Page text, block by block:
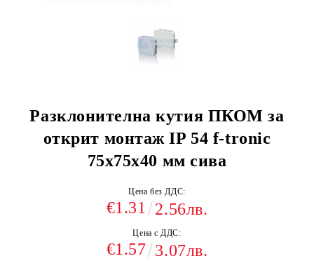
Разклонителна кутия ПКОМ за
открит монтаж IP 54 f-tronic
75х75х40 мм сива
Цена без ДДС:
€1.31 2.56лв.
Цена с ДДС:
€1.57 3.07лв.